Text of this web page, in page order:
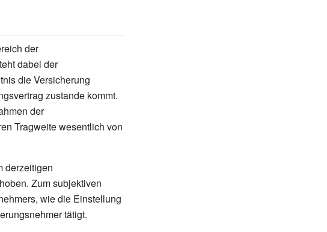
der
dabei der
die Versicherung
zustande kommt.
der
Tragweite wesentlich von
derzeitigen
Zum subjektiven
wie die Einstellung
tätigt.